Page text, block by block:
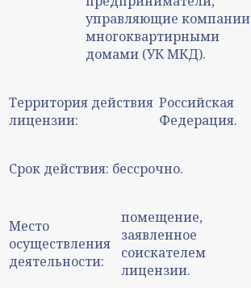
управляющие компании
многоквартирными
домами (УК МКД).
Территория действия
лицензии:
Российская
Федерация.
Срок действия: бессрочно.
Место
осуществления
деятельности:
помещение,
заявленное
соискателем
лицензии.